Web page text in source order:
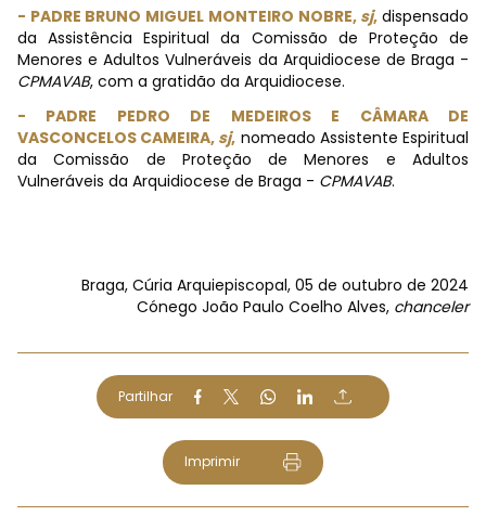
- PADRE BRUNO MIGUEL MONTEIRO NOBRE,sj,dispensado
da Assistência Espiritual da Comissão de Proteção de
Menores e Adultos Vulneráveis da Arquidiocese de Braga -
CPMAVAB, com a gratidão da Arquidiocese.
- PADRE PEDRO DE MEDEIROS E CÂMARA DE
VASCONCELOS CAMEIRA, sj, nomeado Assistente Espiritual
da Comissão de Proteção de Menores e Adultos
Vulneráveis da Arquidiocese de Braga - CPMAVAB.
Braga, Cúria Arquiepiscopal, 05 de outubro de 2024
Cónego João Paulo Coelho Alves, chanceler
Partilhar
Imprimir